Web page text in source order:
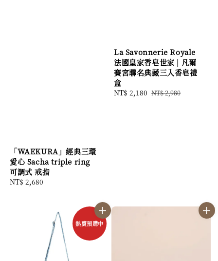
「WAEKURA」經典三環
愛心 Sacha triple ring
可調式 戒指
Regular
NT$ 2,680
La Savonnerie Royale
法國皇家香皂世家 | 凡爾
賽宮聯名典藏三入香皂禮
盒
Sale
NT$ 2,180 Regular
NT$ 2,980
熱賣預購中